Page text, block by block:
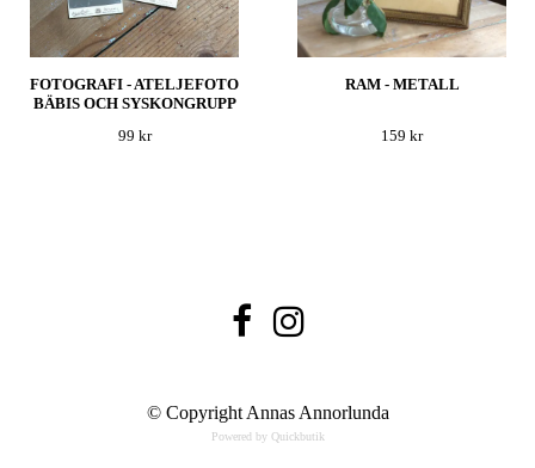
FOTOGRAFI - ATELJEFOTO
BÄBIS OCH SYSKONGRUPP
99 kr
RAM - METALL
159 kr
© Copyright Annas Annorlunda
Powered by Quickbutik